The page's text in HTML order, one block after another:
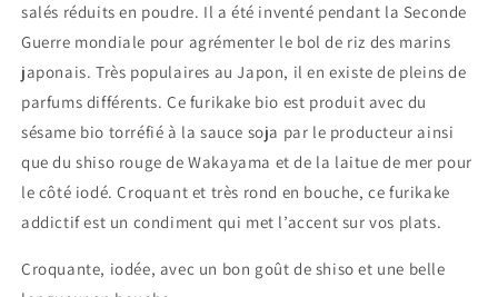
salés réduits en poudre. Il a été inventé pendant la Seconde
Guerre mondiale pour agrémenter le bol de riz des marins
japonais. Très populaires au Japon, il en existe de pleins de
parfums différents. Ce furikake bio est produit avec du
sésame bio torréfié à la sauce soja par le producteur ainsi
que du shiso rouge de Wakayama et de la laitue de mer pour
le côté iodé. Croquant et très rond en bouche, ce furikake
addictif est un condiment qui met l’accent sur vos plats.
Croquante, iodée, avec un bon goût de shiso et une belle